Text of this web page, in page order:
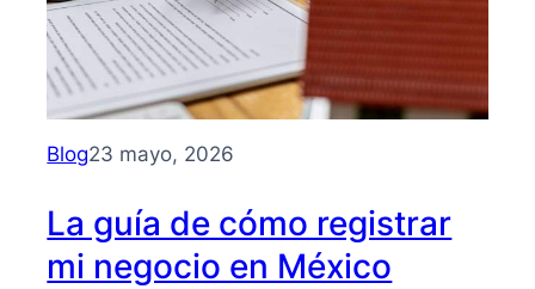
y
beneficios
Blog23 mayo, 2026
La guía de cómo registrar
mi negocio en México